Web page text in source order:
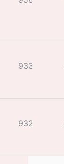
933
932